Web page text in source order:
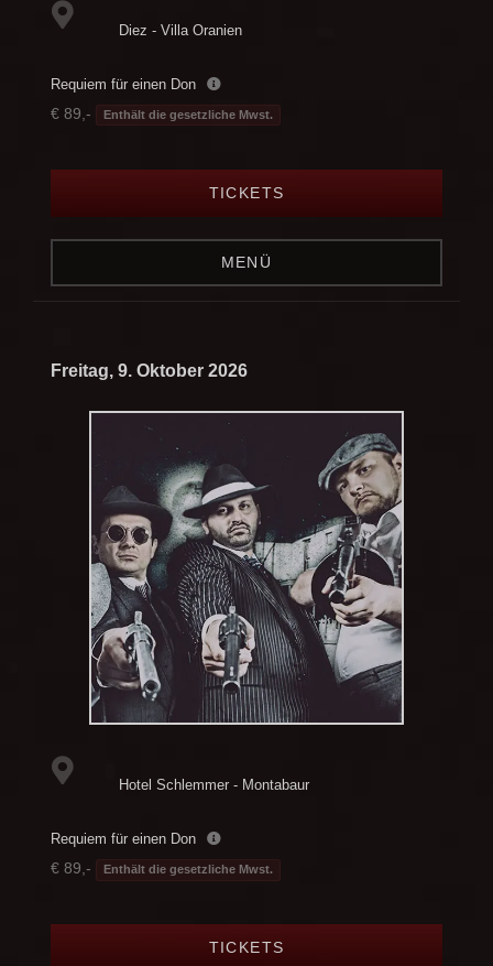
Diez - Villa Oranien
Requiem für einen Don
€ 89,- Enthält die gesetzliche Mwst.
TICKETS
MENÜ
Freitag, 9. Oktober 2026
Hotel Schlemmer - Montabaur
Requiem für einen Don
€ 89,- Enthält die gesetzliche Mwst.
TICKETS